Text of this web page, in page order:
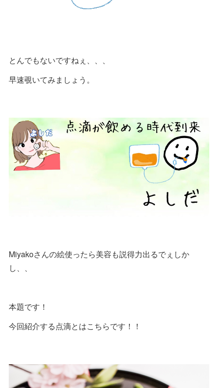
とんでもないですねぇ、、、
早速覗いてみましょう。
Miyakoさんの絵使ったら美容も説得力出るでぇしか
し、、
本題です！
今回紹介する点滴とはこちらです！！